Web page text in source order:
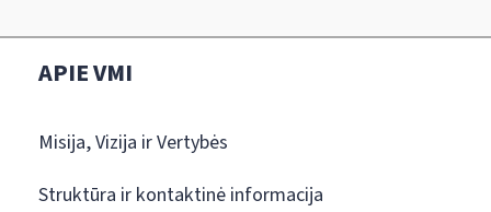
APIE VMI
Misija, Vizija ir Vertybės
Struktūra ir kontaktinė informacija